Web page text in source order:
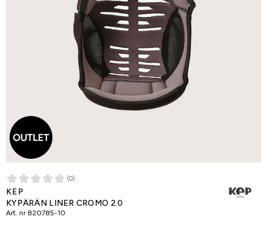
(0)
KEP
KYPÄRÄN LINER CROMO 2.0
Art. nr 820785-10